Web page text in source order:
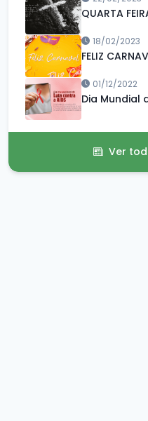
QUARTA
18/02/2023
FELIZ
01/12/2022
Dia Mundial
Ver